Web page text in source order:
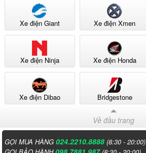
Xe điện Giant Xe điện Xmen
Xe điện Ninja Xe điện Honda
Xe điện Dibao Bridgestone
Về đầu trang
GỌI MUA HÀNG024.2210.8888 (8:30 - 20:00)